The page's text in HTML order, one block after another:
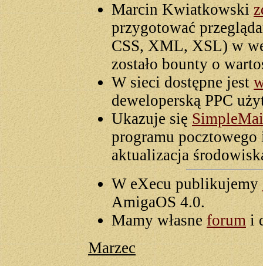
Marcin Kwiatkowski
przygotować
CSS, XML, XSL) w
zostało bounty o
W sieci dostępne jest
deweloperską PPC
Ukazuje się
programu
aktualizacja
W eXecu publikujemy
AmigaOS 4.0.
Mamy własne forumi
Marzec